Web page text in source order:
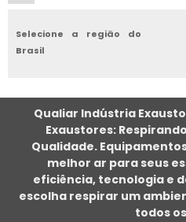
EXAUSTOR DE AR VALOR
EXAUSTOR INDUSTRIAL DE PAREDE
EXAUSTOR SILENCIOSO
EXAUSTOR DE CHAMINÉ
EXAUSTOR INDUSTRIAL DE TETO
Selecione a região do
Brasil
Qualiar Indústria
Exaustores:
Qualidade.
melhor ar para seus
eficiência, tecnologia e
escolha respirar um
todos